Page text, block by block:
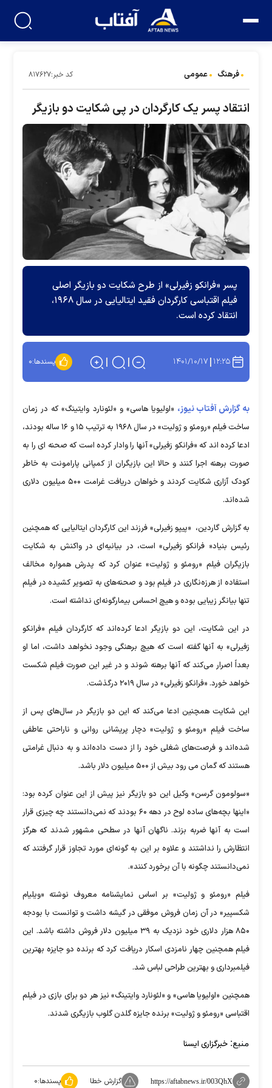
فرهنگ عمومی کد خبر:۸۱۷۶۲۷
انتقاد پسر یک کارگردان در پی شکایت دو بازیگر
پسر «فرانکو زفیرلی» از طرح شکایت دو بازیگر اصلی
فیلم اقتباسی کارگردان فقید ایتالیایی در سال ۱۹۶۸،
انتقاد کرده است.
۱۲:۲۵ ۱۴۰۱/۱۰/۱۷ پسندها:۰
به گزارش آفتاب نیوز، «اولیویا هاسی» و «لئونارد وایتینگ» که در زمان
ساخت فیلم «رومئو و ژولیت» در سال ۱۹۶۸ به ترتیب ۱۵ و ۱۶ ساله بودند،
ادعا کرده اند که «فرانکو زفیرلی» آنها را وادار کرده است که صحنه ای را به
صورت برهنه اجرا کنند و حالا این بازیگران از کمپانی پارامونت به خاطر
کودک آزاری شکایت کردند و خواهان دریافت غرامت ۵۰۰ میلیون دلاری
شده‌اند.
به گزارش گاردین، «پیپو زفیرلی» فرزند این کارگردان ایتالیایی که همچنین
رئیس بنیاد« فرانکو زفیرلی» است، در بیانیه‌ای در واکنش به شکایت
بازیگران فیلم «رومئو و ژولیت» عنوان کرد که پدرش همواره مخالف
استفاده از هرزه‌نگاری در فیلم بود و صحنه‌های به تصویر کشیده در فیلم
تنها بیانگر زیبایی بوده و هیچ احساس بیمارگونه‌ای نداشته است.
در این شکایت، این دو بازیگر ادعا کرده‌اند که کارگردان فیلم «فرانکو
زفیرلی» به آنها گفته است که هیچ برهنگی وجود نخواهد داشت، اما او
بعداً اصرار می‌کند که آنها برهنه شوند و در غیر این صورت فیلم شکست
خواهد خورد. «فرانکو زفیرلی» در سال ۲۰۱۹ درگذشت.
این شکایت همچنین ادعا می‌کند که این دو بازیگر در سال‌های پس از
ساخت فیلم «رومئو و ژولیت» دچار پریشانی روانی و ناراحتی عاطفی
شده‌اند و فرصت‌های شغلی خود را از دست داده‌اند و به دنبال غرامتی
هستند که گمان می رود بیش از ۵۰۰ میلیون دلار باشد.
«سولومون گرسن» وکیل این دو بازیگر نیز پیش از این عنوان کرده بود:
«اینها بچه‌های ساده لوح در دهه ۶۰ بودند که نمی‌دانستند چه چیزی قرار
است به آنها ضربه بزند. ناگهان آنها در سطحی مشهور شدند که هرگز
انتظارش را نداشتند و علاوه بر این به گونه‌ای مورد تجاوز قرار گرفتند که
نمی‌دانستند چگونه با آن برخورد کنند».
فیلم «رومئو و ژولیت» بر اساس نمایشنامه معروف نوشته «ویلیام
شکسپیر» در آن زمان فروش موفقی در گیشه داشت و توانست با بودجه
۸۵۰ هزار دلاری خود نزدیک به ۳۹ میلیون دلار فروش داشته باشد. این
فیلم همچنین چهار نامزدی اسکار دریافت کرد که برنده دو جایزه بهترین
فیلمبرداری و بهترین طراحی لباس شد.
همچنین «اولیویا هاسی» و «لئونارد وایتینگ» نیز هر دو برای بازی در فیلم
اقتباسی «رومئو و ژولیت» برنده جایزه گلدن گلوب بازیگری شدند.
منبع: خبرگزاری ایسنا
https://aftabnews.ir/003QhX گزارش خطا پسندها:۰